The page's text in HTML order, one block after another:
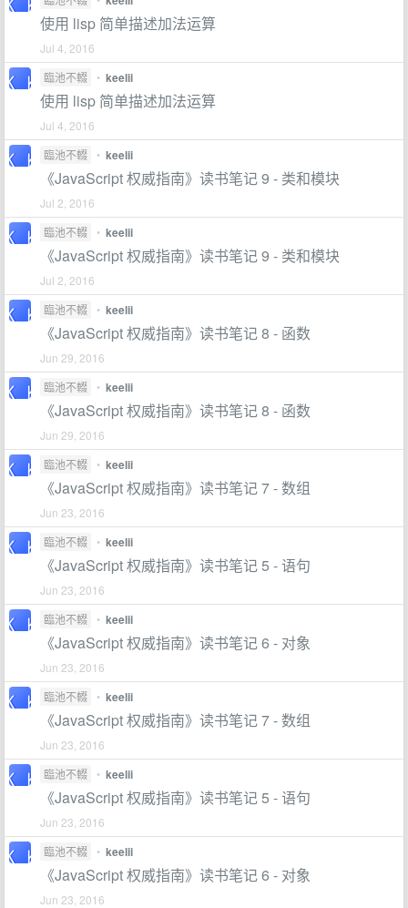
使用 lisp 简单描述加法运算
Jul 4, 2016
臨池不輟
• keelii
使用 lisp 简单描述加法运算
Jul 4, 2016
臨池不輟
• keelii
《JavaScript 权威指南》读书笔记 9 - 类和模块
Jul 2, 2016
臨池不輟
• keelii
《JavaScript 权威指南》读书笔记 9 - 类和模块
Jul 2, 2016
臨池不輟
• keelii
《JavaScript 权威指南》读书笔记 8 - 函数
Jun 29, 2016
臨池不輟
• keelii
《JavaScript 权威指南》读书笔记 8 - 函数
Jun 29, 2016
臨池不輟
• keelii
《JavaScript 权威指南》读书笔记 7 - 数组
Jun 23, 2016
臨池不輟
• keelii
《JavaScript 权威指南》读书笔记 5 - 语句
Jun 23, 2016
臨池不輟
• keelii
《JavaScript 权威指南》读书笔记 6 - 对象
Jun 23, 2016
臨池不輟
• keelii
《JavaScript 权威指南》读书笔记 7 - 数组
Jun 23, 2016
臨池不輟
• keelii
《JavaScript 权威指南》读书笔记 5 - 语句
Jun 23, 2016
臨池不輟
• keelii
《JavaScript 权威指南》读书笔记 6 - 对象
Jun 23, 2016